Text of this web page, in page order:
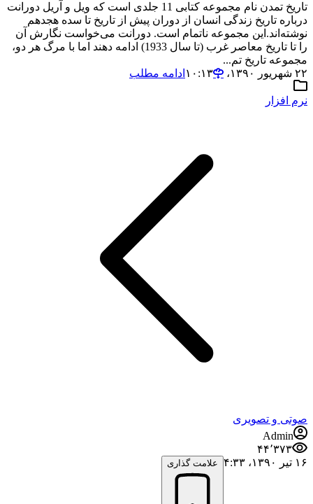
تاریخ تمدن نام مجموعه کتابی 11 جلدی است که ویل و آریل دورانت
درباره تاریخ زندگی انسان از دوران پیش از تاریخ تا سده هجدهم
نوشته‌اند.این مجموعه ناتمام است. دورانت می‌خواست نگارش آن
را تا تاریخ معاصر غرب (تا سال 1933) ادامه دهند اما با مرگ هر دو،
مجموعه تاریخ تم...
۲۲ شهریور ۱۳۹۰،‏ ۱۰:۱۳
ادامه مطلب
نرم افزار
صوتی و تصویری
Admin
۴۴٬۳۷۳
۱۶ تیر ۱۳۹۰،‏ ۴:۳۳
علامت گذاری